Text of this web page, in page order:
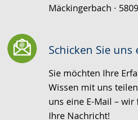
Mäckingerbach ·
Schicken Sie uns
Sie möchten Ihre
Wissen mit uns
uns eine E-Mail –
Ihre Nachricht!